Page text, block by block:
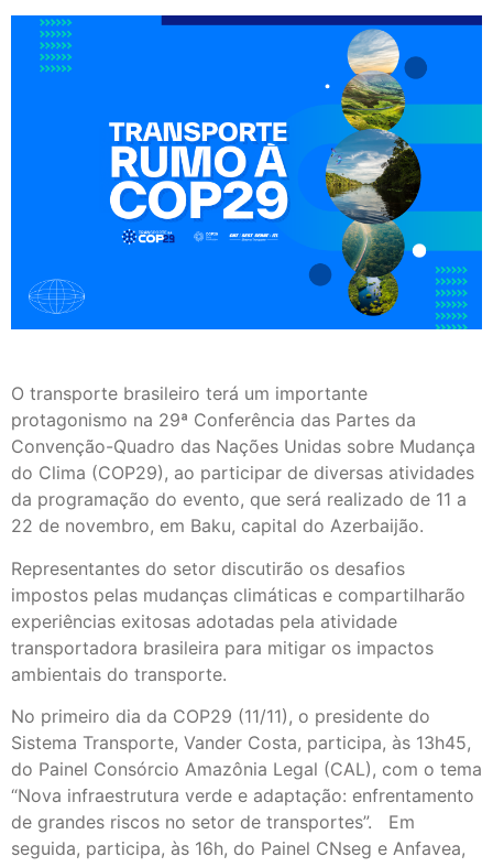
O transporte brasileiro terá um importante
protagonismo na 29ª Conferência das Partes da
Convenção-Quadro das Nações Unidas sobre Mudança
do Clima (COP29), ao participar de diversas atividades
da programação do evento, que será realizado de 11 a
22 de novembro, em Baku, capital do Azerbaijão.
Representantes do setor discutirão os desafios
impostos pelas mudanças climáticas e compartilharão
experiências exitosas adotadas pela atividade
transportadora brasileira para mitigar os impactos
ambientais do transporte.
No primeiro dia da COP29 (11/11), o presidente do
Sistema Transporte, Vander Costa, participa, às 13h45,
do Painel Consórcio Amazônia Legal (CAL), com o tema
“Nova infraestrutura verde e adaptação: enfrentamento
de grandes riscos no setor de transportes”. Em
seguida, participa, às 16h, do Painel CNseg e Anfavea,